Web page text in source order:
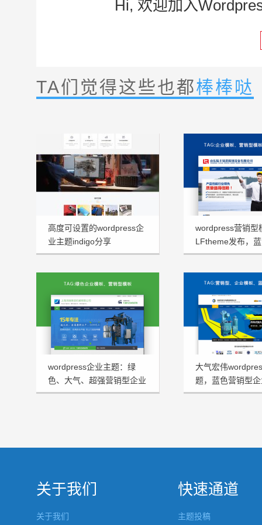
Hi, 欢迎加入
TA们觉得这些也都棒棒哒
高度可设置的wordpress企
业主题indigo分享
wordpress营销型
LFtheme发布，
看型首选
wordpress企业主题：绿
色、大气、超强营销型企业
模板HRtheme发布
大气宏伟
题，蓝色营销型
HJtheme发布
关于我们
关于我们
快速通道
主题投稿